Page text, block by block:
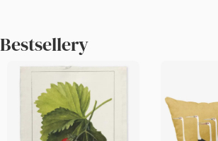
Bestsellery